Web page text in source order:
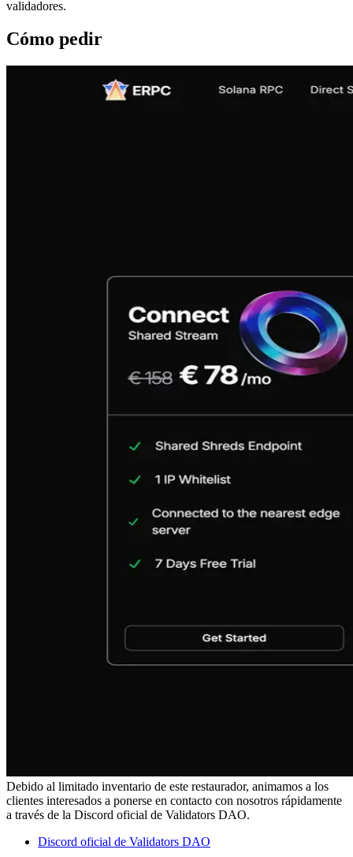
validadores.
Cómo pedir
Debido al limitado inventario de este restaurador, animamos a los
clientes interesados a ponerse en contacto con nosotros rápidamente
a través de la Discord oficial de Validators DAO.
Discord oficial de Validators DAO